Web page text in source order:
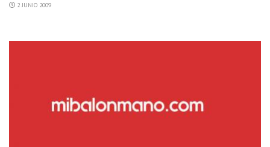
2 JUNIO 2009